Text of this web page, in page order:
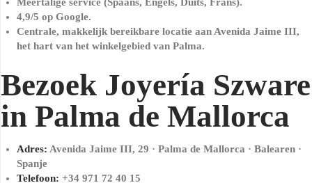
Meertalige service (Spaans, Engels, Duits, Frans).
4,9/5 op Google.
Centrale, makkelijk bereikbare locatie aan Avenida Jaime III,
het hart van het winkelgebied van Palma.
Bezoek Joyería Szware
in Palma de Mallorca
Adres: Avenida Jaime III, 29 · Palma de Mallorca · Balearen ·
Spanje
Telefoon: +34 971 72 40 15